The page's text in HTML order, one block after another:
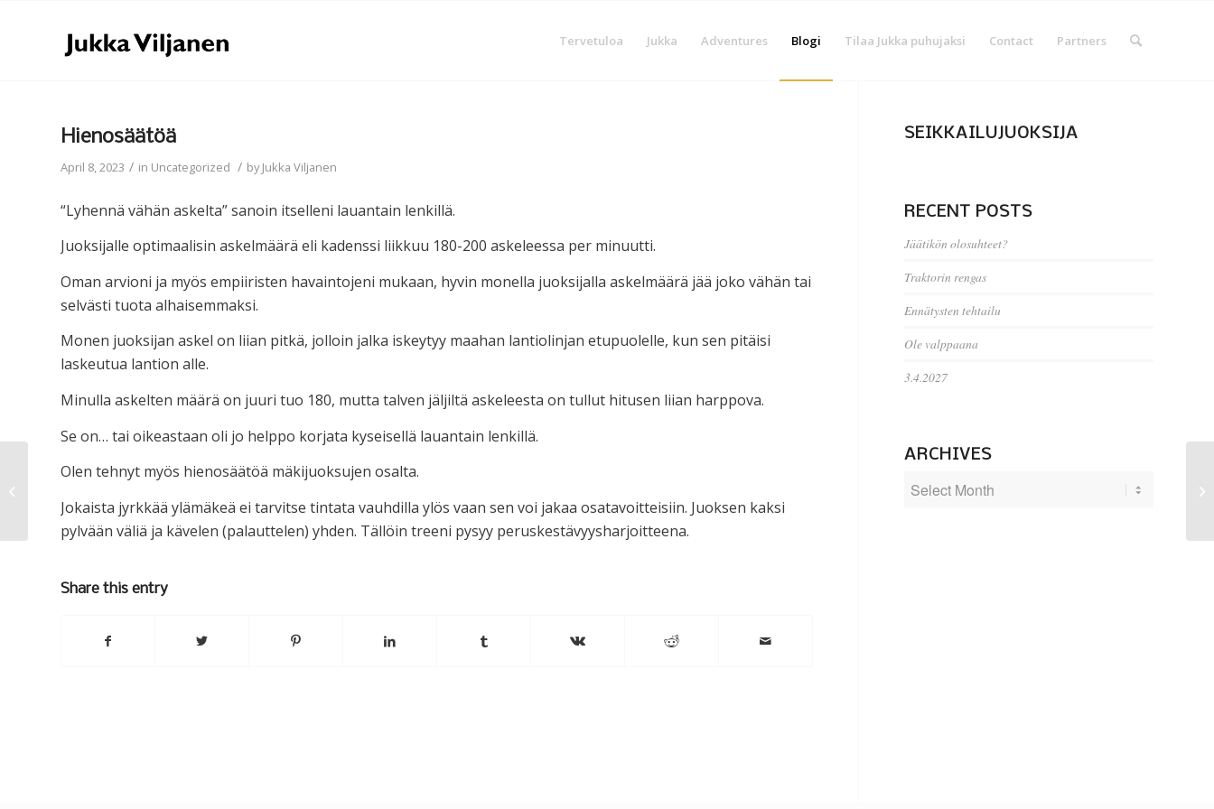
Tervetuloa Jukka Adventures Blogi Tilaa Jukka puhujaksi Contact Partners
Hienosäätöä
April 8, 2023 / in Uncategorized / byJukka Viljanen
“Lyhennä vähän askelta” sanoin itselleni lauantain lenkillä.
Juoksijalle optimaalisin askelmäärä eli kadenssi liikkuu 180-200 askeleessa per minuutti.
Oman arvioni ja myös empiiristen havaintojeni mukaan, hyvin monella juoksijalla askelmäärä jää joko vähän tai
selvästi tuota alhaisemmaksi.
Monen juoksijan askel on liian pitkä, jolloin jalka iskeytyy maahan lantiolinjan etupuolelle, kun sen pitäisi
laskeutua lantion alle.
Minulla askelten määrä on juuri tuo 180, mutta talven jäljiltä askeleesta on tullut hitusen liian harppova.
Se on… tai oikeastaan oli jo helppo korjata kyseisellä lauantain lenkillä.
Olen tehnyt myös hienosäätöä mäkijuoksujen osalta.
Jokaista jyrkkää ylämäkeä ei tarvitse tintata vauhdilla ylös vaan sen voi jakaa osatavoitteisiin. Juoksen kaksi
pylvään väliä ja kävelen (palauttelen) yhden. Tällöin treeni pysyy peruskestävyysharjoitteena.
Share this entry
SEIKKAILUJUOKSIJA
RECENT POSTS
Jäätikön olosuhteet?
Traktorin rengas
Ennätysten tehtailu
Ole valppaana
3.4.2027
ARCHIVES